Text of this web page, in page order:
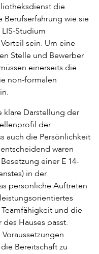
die
Berufserfahrung wie sie
Studium
sein. Um eine
Stelle und Bewerber
einerseits die
non-formalen
klare Darstellung der
der
auch die Persönlichkeit
waren
einer E 14-
in der
persönliche Auftreten
und die
Hauses passt.
Bereitschaft zu